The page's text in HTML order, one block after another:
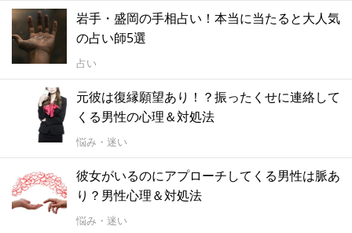
岩手・盛岡の手相占い！本当に当たると大人気
の占い師5選
占い
元彼は復縁願望あり！？振ったくせに連絡して
くる男性の心理＆対処法
悩み・迷い
彼女がいるのにアプローチしてくる男性は脈あ
り？男性心理＆対処法
悩み・迷い